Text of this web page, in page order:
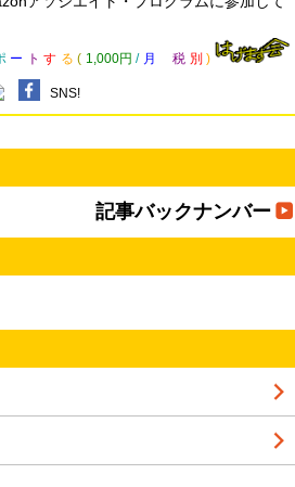
ー ト す る ( 1,000円 / 月 税 別 )
SNS!
記事バックナンバー